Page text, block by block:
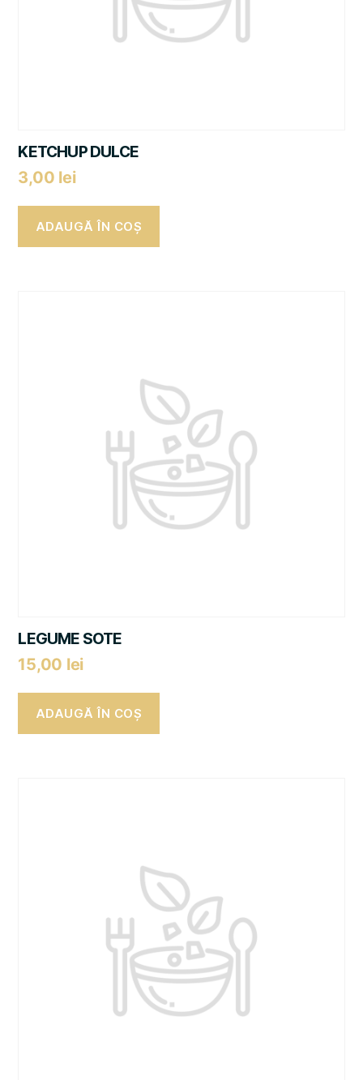
KETCHUP DULCE
3,00 lei
ADAUGĂ ÎN COȘ
LEGUME SOTE
15,00 lei
ADAUGĂ ÎN COȘ